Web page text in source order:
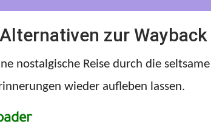
zur
nostalgische Reise durch die
wieder aufleben lassen.